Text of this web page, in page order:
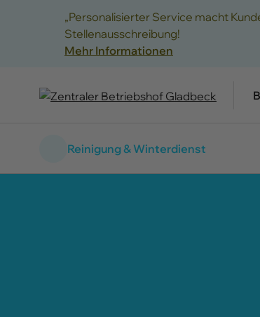
„Personalisierter Service macht
Stellenausschreibung!
Mehr Informationen
Reinigung & Winterdienst